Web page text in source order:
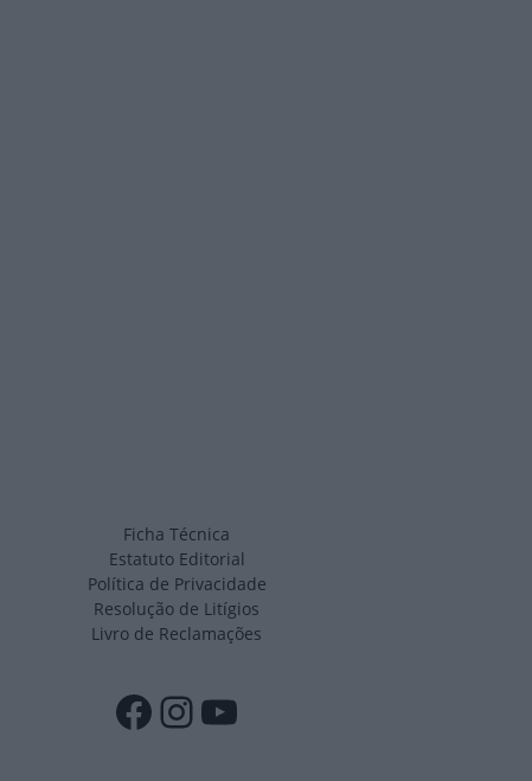
Ficha Técnica
Estatuto Editorial
Política de Privacidade
Resolução de Litígios
Livro de Reclamações
Facebook
Instagram
YouTube